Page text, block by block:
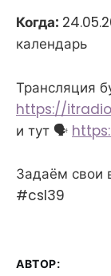
Когда:
календарь
Трансляция
https://
и тут 🗣
Задаём свои
#csl39
АВТОР: